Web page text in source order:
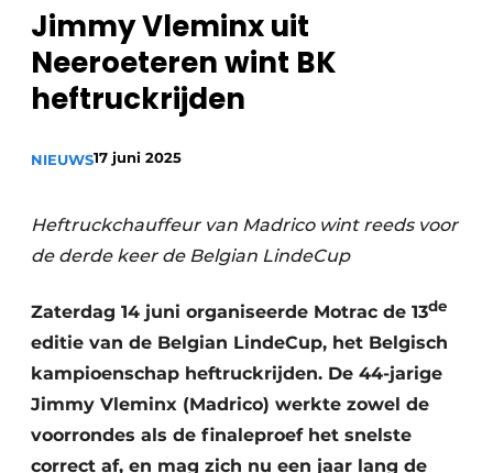
Nieuwsbrief
Podcasts
Privacy / Cookie statement
Vacature aanmelden
Vacatures
Jimmy Vleminx uit
Neeroeteren wint BK
heftruckrijden
NIEUWS17 juni 2025
Heftruckchauffeur van Madrico wint reeds voor
de derde keer de Belgian LindeCup
Zaterdag 14 juni organiseerde Motrac de 13de
editie van de Belgian LindeCup, het Belgisch
kampioenschap heftruckrijden. De 44-jarige
Jimmy Vleminx (Madrico) werkte zowel de
voorrondes als de finaleproef het snelste
correct af, en mag zich nu een jaar lang de